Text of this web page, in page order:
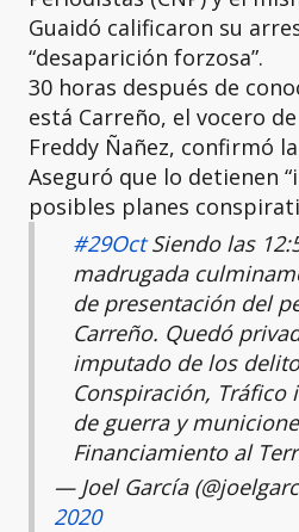
Guaidó calificaron su
“desaparición forzosa”.
30 horas después de
está Carreño, el vocero
Freddy Ñañez, confirmó
Aseguró que lo detienen
posibles planes
#29OctSiendo las
madrugada
de presentación del
Carreño. Quedó
imputado de los
Conspiración, Tráfico
de guerra y
Financiamiento al
— Joel García
2020